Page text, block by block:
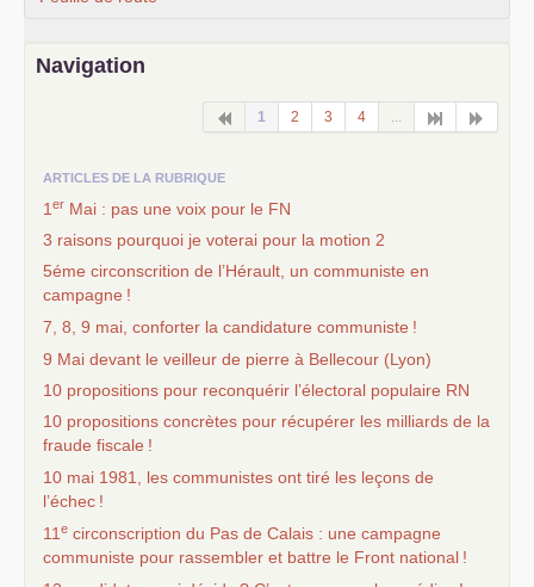
Navigation
1 2 3 4 ...
ARTICLES DE LA RUBRIQUE
1er Mai : pas une voix pour le FN
3 raisons pourquoi je voterai pour la motion 2
5éme circonscrition de l’Hérault, un communiste en
campagne !
7, 8, 9 mai, conforter la candidature communiste !
9 Mai devant le veilleur de pierre à Bellecour (Lyon)
10 propositions pour reconquérir l’électoral populaire RN
10 propositions concrètes pour récupérer les milliards de la
fraude fiscale !
10 mai 1981, les communistes ont tiré les leçons de
l’échec !
11e circonscription du Pas de Calais : une campagne
communiste pour rassembler et battre le Front national !